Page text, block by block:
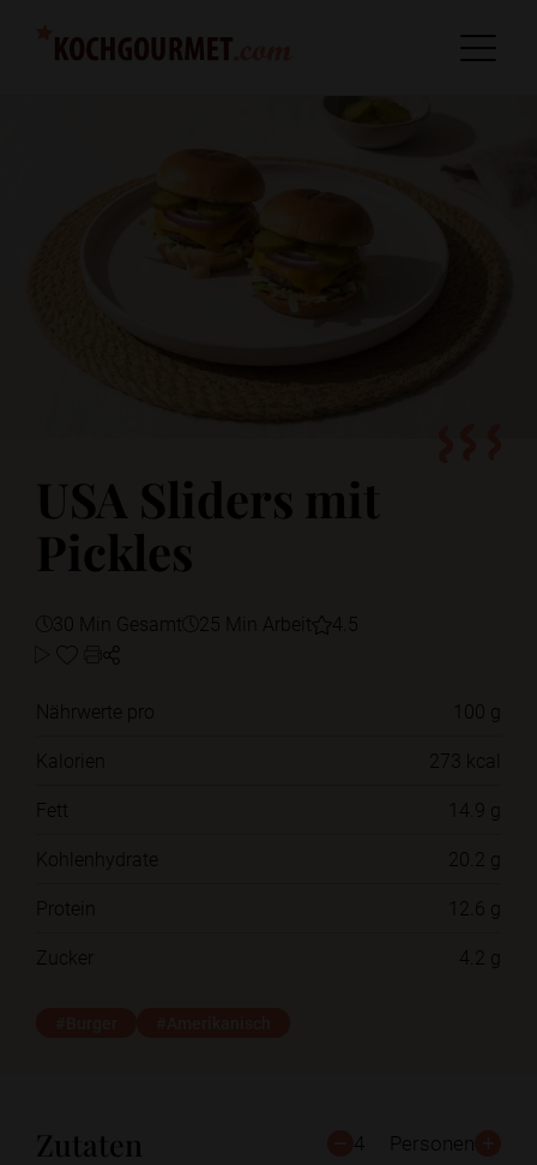
USA Sliders mit
Pickles
30 Min Gesamt 25 Min Arbeit 4.5
Nährwerte pro
100 g
Kalorien
273 kcal
Fett
14.9 g
Kohlenhydrate
20.2 g
Protein
12.6 g
Zucker
4.2 g
Zutaten 4 Personen